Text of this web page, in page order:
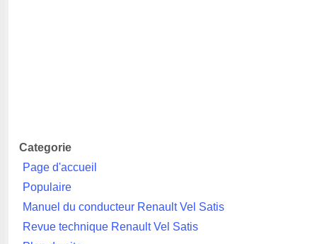
Categorie
Page d'accueil
Populaire
Manuel du conducteur Renault Vel Satis
Revue technique Renault Vel Satis